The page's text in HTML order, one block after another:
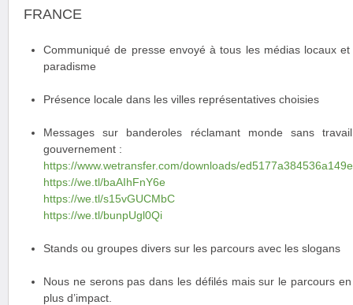
FRANCE
Communiqué de presse envoyé à tous les médias locaux
paradisme
Présence locale dans les villes représentatives choisies
Messages sur banderoles réclamant monde sans
gouvernement :
https://www.wetransfer.com/downloads/
https://we.tl/baAIhFnY6e
https://we.tl/s15vGUCMbC
https://we.tl/bunpUgl0Qi
Stands ou groupes divers sur les parcours avec les slogans
Nous ne serons pas dans les défilés mais sur le parcours
plus d’impact.